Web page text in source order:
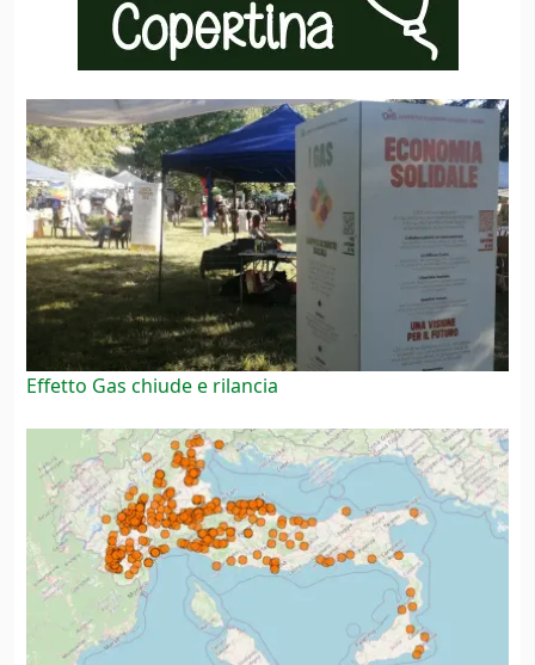
Effetto Gas chiude e rilancia